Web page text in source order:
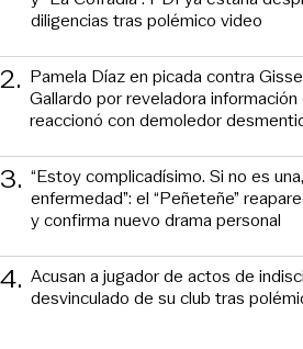
diligencias tras polémico video
2. Pamela Díaz en picada contra
Gallardo por reveladora
reaccionó con demoledor
3. “Estoy complicadísimo. Si no es
enfermedad”: el “Peñeteñe”
y confirma nuevo drama personal
4. Acusan a jugador de actos de
desvinculado de su club tras